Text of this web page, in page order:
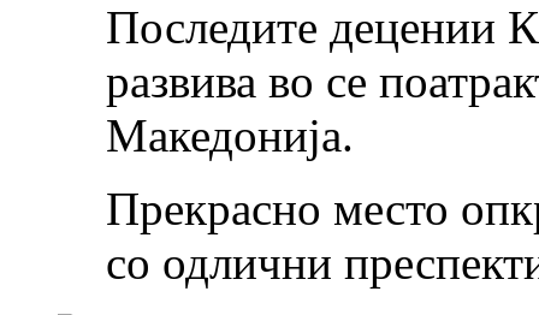
Последите децении
развива во се
Македонија.
Прекрасно место
со одлични